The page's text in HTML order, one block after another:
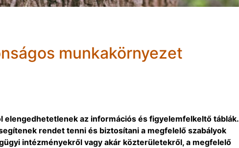
munkakörnyezet
az információs és figyelemfelkeltő táblák.
rendet tenni és biztosítani a megfelelő szabályok
intézményekről vagy akár közterületekről, a megfelelő